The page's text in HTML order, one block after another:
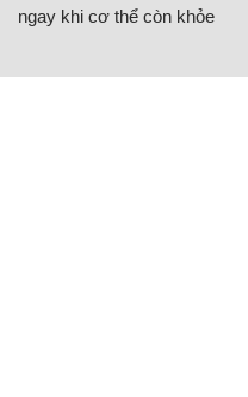
ngay khi cơ thể còn khỏe